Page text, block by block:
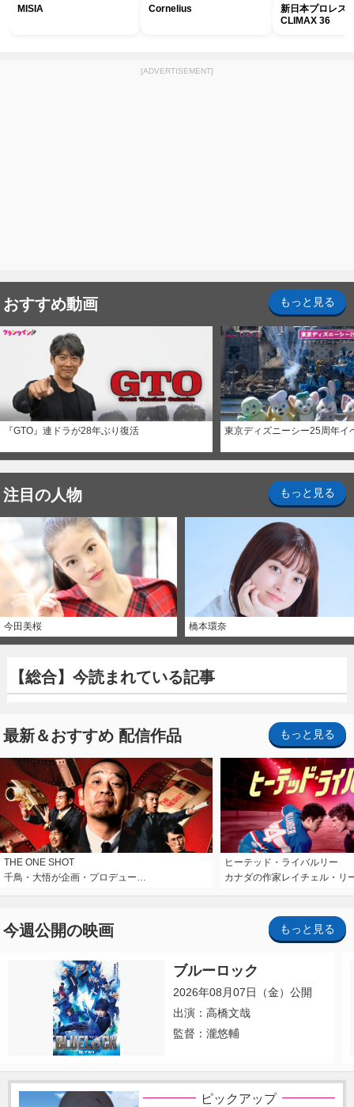
MISIA Cornelius
新日本プロレス
CLIMAX 36
[ADVERTISEMENT]
おすすめ動画 もっと見る
『GTO』連ドラが28年ぶり復活 東京ディズニーシー25周年イ
注目の人物 もっと見る
今田美桜 橋本環奈
【総合】今読まれている記事
最新＆おすすめ 配信作品 もっと見る
THE ONE SHOT
千鳥・大悟が企画・プロデュー…
ヒーテッド・ライバルリー
カナダの作家レイチェル・リ
今週公開の映画 もっと見る
ブルーロック
2026年08月07日（金）公開
出演：高橋文哉
監督：瀧悠輔
ピックアップ